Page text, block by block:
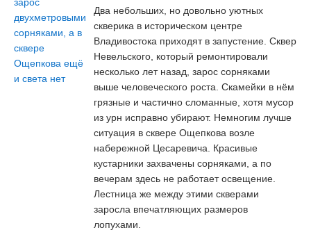
Два небольших, но довольно уютных
скверика в историческом центре
Владивостока приходят в запустение. Сквер
Невельского, который ремонтировали
несколько лет назад, зарос сорняками
выше человеческого роста. Скамейки в нём
грязные и частично сломанные, хотя мусор
из урн исправно убирают. Немногим лучше
ситуация в сквере Ощепкова возле
набережной Цесаревича. Красивые
кустарники захвачены сорняками, а по
вечерам здесь не работает освещение.
Лестница же между этими скверами
заросла впечатляющих размеров
лопухами.